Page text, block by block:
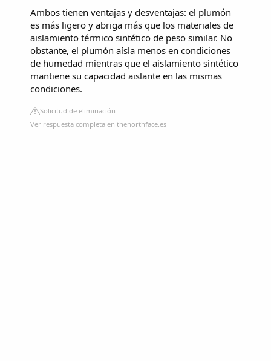
Ambos tienen ventajas y desventajas: el plumón
es más ligero y abriga más que los materiales de
aislamiento térmico sintético de peso similar. No
obstante, el plumón aísla menos en condiciones
de humedad mientras que el aislamiento sintético
mantiene su capacidad aislante en las mismas
condiciones.
Solicitud de eliminación
Ver respuesta completa en thenorthface.es